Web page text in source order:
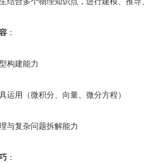
：
构建能力
运用（微积分、向量、微分方程）
与复杂问题拆解能力
：